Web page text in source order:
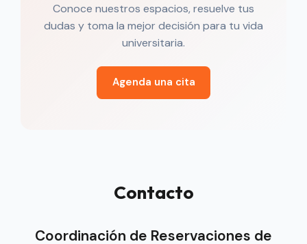
Conoce nuestros espacios, resuelve tus
dudas y toma la mejor decisión para tu vida
universitaria.
Agenda una cita
Contacto
Coordinación de Reservaciones de